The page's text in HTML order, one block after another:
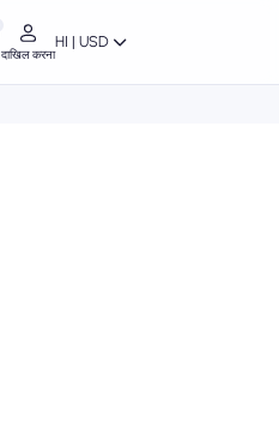
दाखिल करना
HI | USD